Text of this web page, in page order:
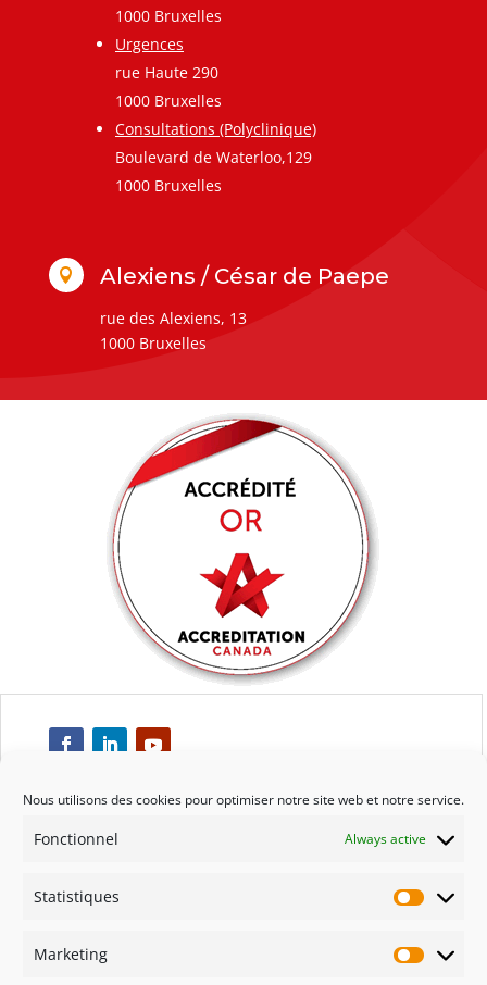
Nous utilisons des cookies pour optimiser notre site web et notre service.
Fonctionnel Always active
Statistiques
Marketing
1000 Bruxelles
Urgences
rue Haute 290
1000 Bruxelles
Consultations (Polyclinique)
Boulevard de Waterloo,129
1000 Bruxelles
 Alexiens / César de Paepe
rue des Alexiens, 13
1000 Bruxelles
Respect
Engagement
Qualité